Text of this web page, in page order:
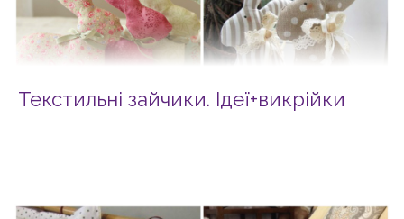
Текстильні зайчики. Ідеї+викрійки